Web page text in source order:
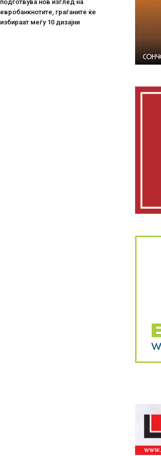
подготвува нов изглед на
евробанкнотите, граѓаните ќе
избираат меѓу 10 дизајни